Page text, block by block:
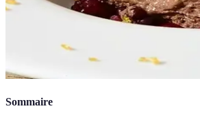
Sommaire